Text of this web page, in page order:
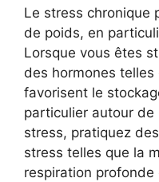
Le stress chronique
de poids, en
Lorsque vous êtes
des hormones
favorisent le
particulier autour de
stress, pratiquez
stress telles que la
respiration profonde